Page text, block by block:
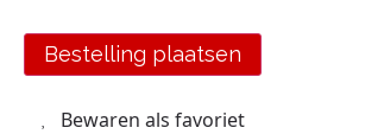
Bestelling plaatsen
Bewaren als favoriet